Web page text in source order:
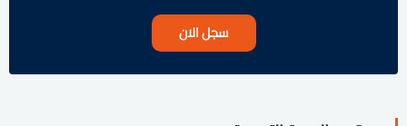
سجل الان